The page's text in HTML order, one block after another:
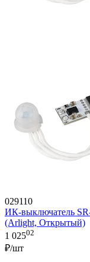
029110
ИК-выключатель
(Arlight, Открытый)
1 02502
₽/шт